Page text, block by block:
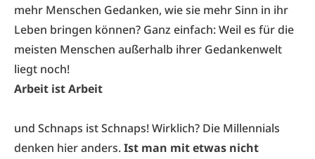
mehr Menschen Gedanken, wie sie mehr Sinn in ihr
Leben bringen können? Ganz einfach: Weil es für die
meisten Menschen außerhalb ihrer Gedankenwelt
liegt noch!
Arbeit ist Arbeit
und Schnaps ist Schnaps! Wirklich? Die Millennials
denken hier anders.Ist man mit etwas nicht